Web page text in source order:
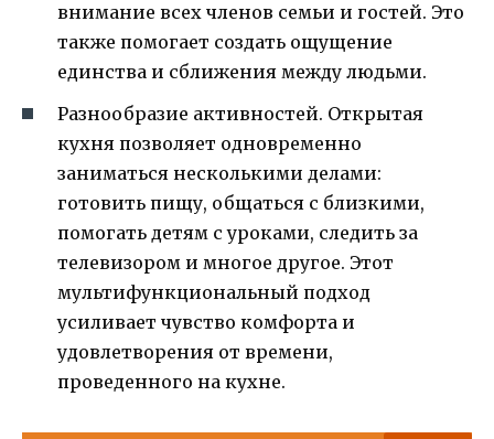
внимание всех членов семьи и гостей. Это
также помогает создать ощущение
единства и сближения между людьми.
Разнообразие активностей. Открытая
кухня позволяет одновременно
заниматься несколькими делами:
готовить пищу, общаться с близкими,
помогать детям с уроками, следить за
телевизором и многое другое. Этот
мультифункциональный подход
усиливает чувство комфорта и
удовлетворения от времени,
проведенного на кухне.